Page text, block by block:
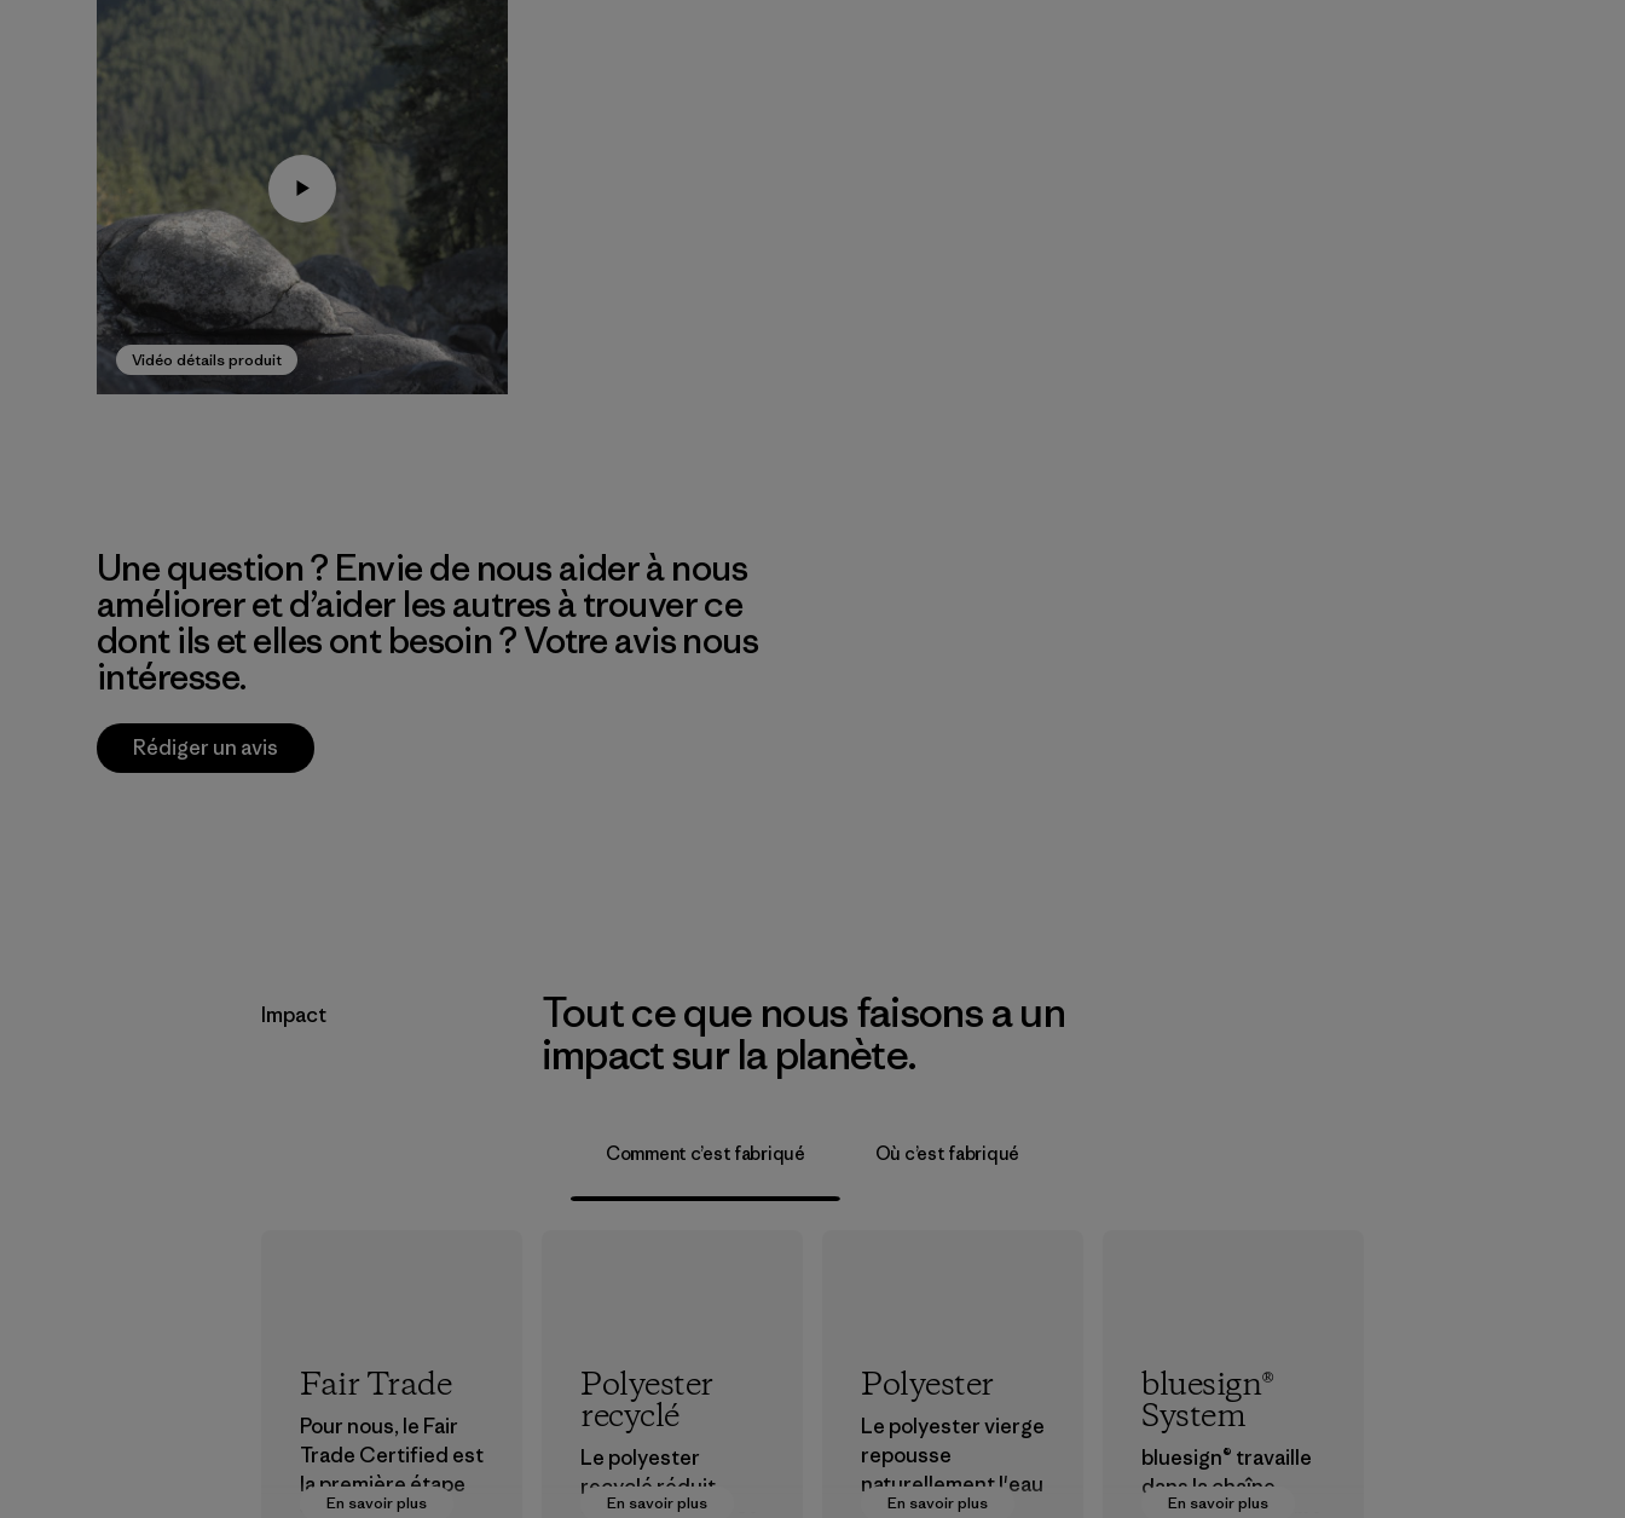
Vidéo détails produit
Une question ? Envie de nous aider à nous
améliorer et d’aider les autres à trouver ce
dont ils et elles ont besoin ? Votre avis nous
intéresse.
Rédiger un avis
Impact
Tout ce que nous faisons a un
impact sur la planète.
Comment c’est fabriqué Où c’est fabriqué
En savoir plus
Fair Trade
Pour nous, le Fair
Trade Certified est
la première étape
En savoir plus
Polyester
recyclé
Le polyester
recyclé réduit
En savoir plus
Polyester
Le polyester vierge
repousse
naturellement l'eau
En savoir plus
bluesign®
System
bluesign® travaille
dans la chaîne